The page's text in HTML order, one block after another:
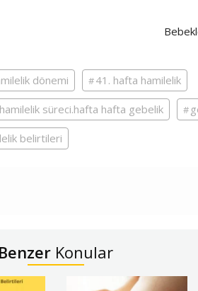
dönemi 41. hafta hamilelik
süreci.hafta hafta gebelik
belirtileri
Benzer Konular